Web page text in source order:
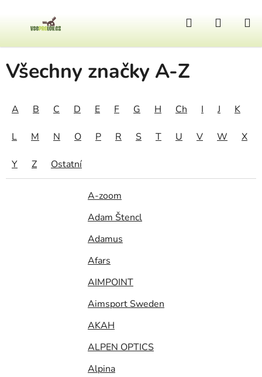
Hledat
Domů
Všechny značky A-Z
A B C D E F G H Ch I J K
L M N O P R S T U V W X
Y Z Ostatní
A-zoom
Adam Štencl
Adamus
Afars
AIMPOINT
Aimsport Sweden
AKAH
ALPEN OPTICS
Alpina